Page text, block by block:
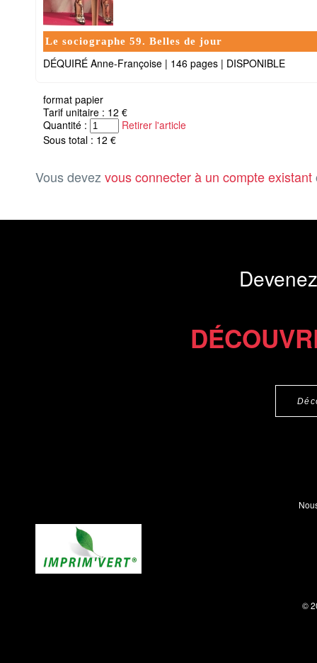
Le sociographe 59. Belles de jour
DÉQUIRÉ Anne-Françoise | 146 pages | DISPONIBLE
format papier
Tarif unitaire : 12 €
Quantité :
Retirer l'article
Sous total : 12 €
Vous devez vous connecter à un compte existant
©